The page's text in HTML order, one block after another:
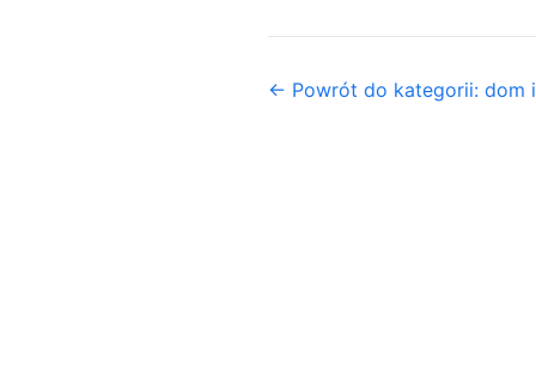
← Powrót do kategorii: dom